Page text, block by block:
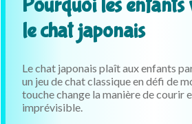
Pourquoi les
le chat japonais
Le chat japonais plaît aux enfants
un jeu de chat classique en défi de
touche change la manière de courir
imprévisible.